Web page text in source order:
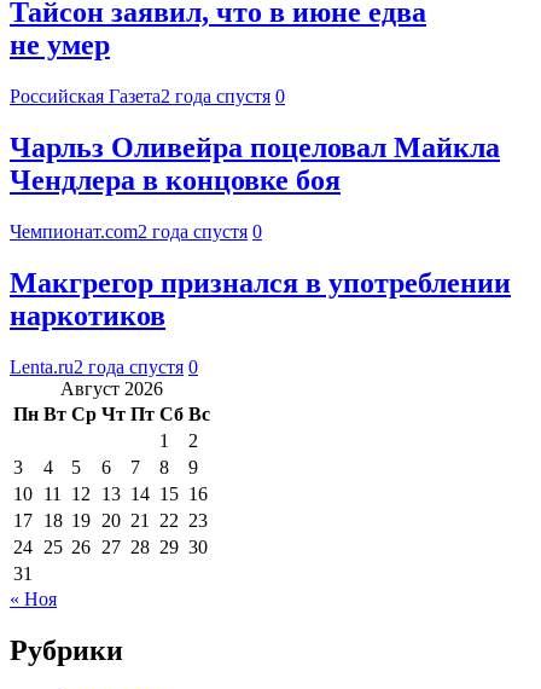
Тайсон заявил, что в июне едва
не умер
Российская Газета2 года спустя 0
Чарльз Оливейра поцеловал Майкла
Чендлера в концовке боя
Чемпионат.com2 года спустя 0
Макгрегор признался в употреблении
наркотиков
Lenta.ru2 года спустя 0
Август 2026
Пн Вт Ср Чт Пт Сб Вс
1
2
3
4 5 6 7 8
9
10 11 12 13 14 15 16
17 18 19 20 21 22 23
24 25 26 27 28 29 30
31
« Ноя
Рубрики